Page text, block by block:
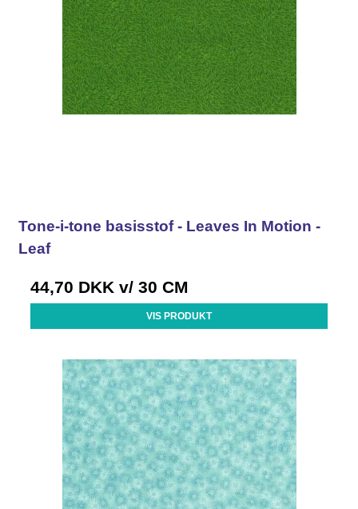
Tone-i-tone basisstof - Leaves In Motion -
Leaf
44,70 DKK v/ 30 CM
VIS PRODUKT